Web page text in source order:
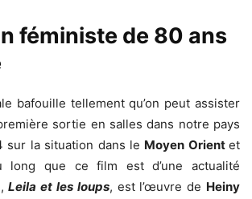
féministe de 80 ans
bafouille tellement qu’on peut assister
sortie en salles dans notre pays
sur la situation dans le Moyen Orientet
que ce film est d’une actualité
Leila et les loups, est l’œuvre de Heiny